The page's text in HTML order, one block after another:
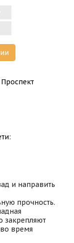
и направить
прочность.
закрепляют
время